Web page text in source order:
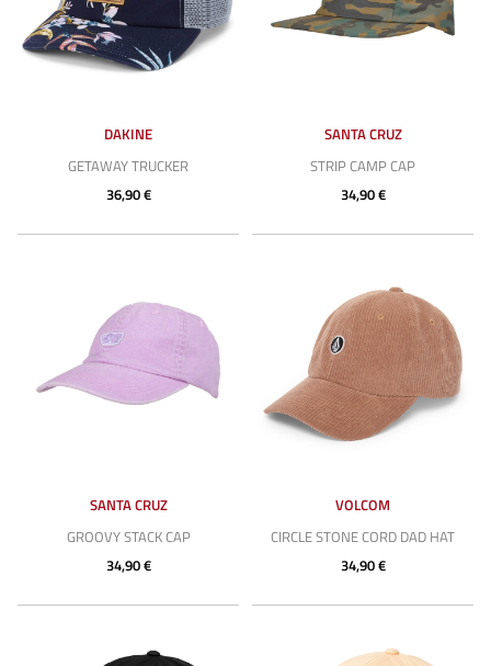
DAKINE
GETAWAY TRUCKER
36,90 €
SANTA CRUZ
STRIP CAMP CAP
34,90 €
SANTA CRUZ
GROOVY STACK CAP
34,90 €
VOLCOM
CIRCLE STONE CORD DAD HAT
34,90 €